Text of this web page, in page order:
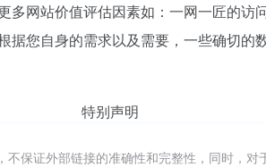
多网站价值评估因素如：一网一匠的访
据您自身的需求以及需要，一些确切的
特别声明
保证外部链接的准确性和完整性，同时，